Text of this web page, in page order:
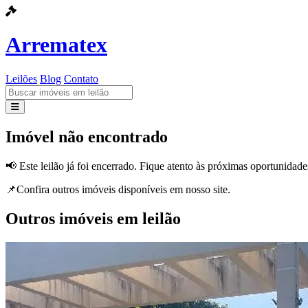
Arrematex
Leilões Blog Contato
Leilões
Contato
Imóvel não encontrado
📢 Este leilão já foi encerrado. Fique atento às próximas
📌Confira outros imóveis disponíveis em nosso site.
Outros imóveis em leilão